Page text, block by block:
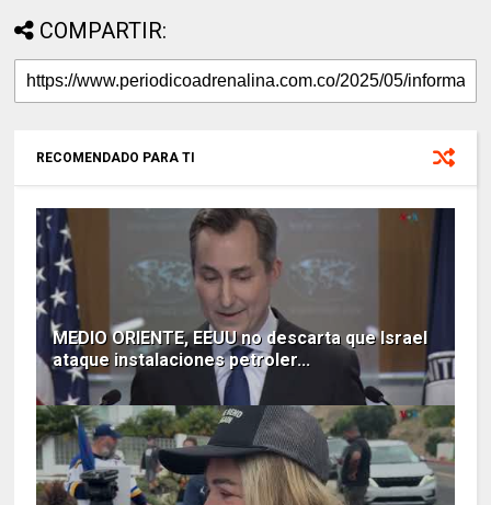
COMPARTIR:
RECOMENDADO PARA TI
MEDIO ORIENTE, EEUU no descarta que Israel
ataque instalaciones petroler...